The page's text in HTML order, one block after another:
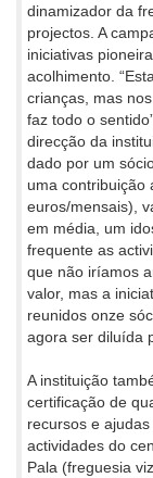
dinamizador da
projectos. A
iniciativas
acolhimento.
crianças, mas
faz todo o
direcção da
dado por um
uma contribuição
euros/mensais),
em média, um
frequente as
que não iríamos
valor, mas a
reunidos onze
agora ser diluída
A instituição
certificação de
recursos e
actividades do
Pala (freguesia